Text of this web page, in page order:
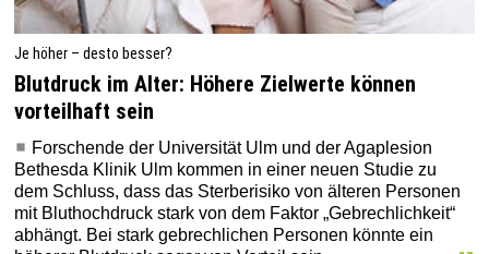
Je höher – desto besser?
Blutdruck im Alter: Höhere Zielwerte können
vorteilhaft sein
Forschende der Universität Ulm und der Agaplesion
Bethesda Klinik Ulm kommen in einer neuen Studie zu
dem Schluss, dass das Sterberisiko von älteren Personen
mit Bluthochdruck stark von dem Faktor „Gebrechlichkeit“
abhängt. Bei stark gebrechlichen Personen könnte ein